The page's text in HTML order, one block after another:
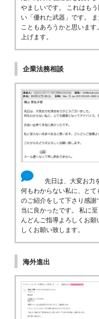
やましいです。 これはも
い「優れた武器」です。
こともあろうかと思いま
上げます。
企業法務相談
先日は、大変お力
何もわからない私に、と
のご紹介をして下さり感
当に良かったです。 私に
んどんご指導よろしくお
しくお願い致します。
海外進出